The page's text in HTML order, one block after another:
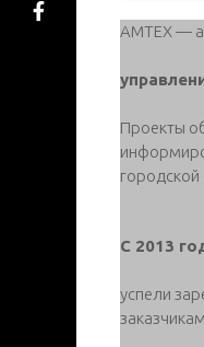
АМТЕХ —
Проекты
С 2013
успели